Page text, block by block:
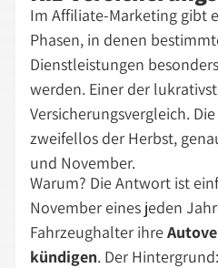
Im Affiliate-Marketing gibt
Phasen, in denen
Dienstleistungen
werden. Einer der
Versicherungsvergleich.
zweifellos der Herbst,
und November.
Warum? Die Antwort ist
November eines jeden
Fahrzeughalter ihre
kündigen. Der